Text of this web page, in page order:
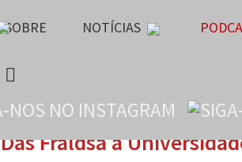
SOBRE NOTÍCIAS
Das Fraldsa à